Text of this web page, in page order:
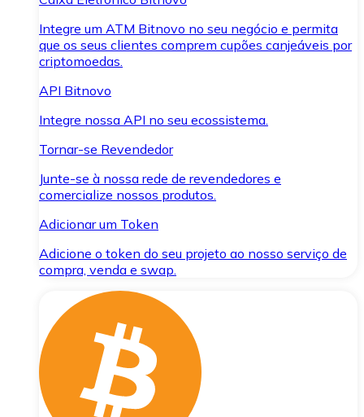
Integre um ATM Bitnovo no seu negócio e permita
que os seus clientes comprem cupões canjeáveis por
criptomoedas.
API Bitnovo
Integre nossa API no seu ecossistema.
Tornar-se Revendedor
Junte-se à nossa rede de revendedores e
comercialize nossos produtos.
Adicionar um Token
Adicione o token do seu projeto ao nosso serviço de
compra, venda e swap.